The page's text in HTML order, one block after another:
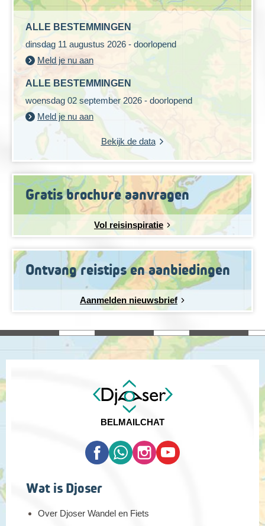
ALLE BESTEMMINGEN
dinsdag 11 augustus 2026 - doorlopend
Meld je nu aan
ALLE BESTEMMINGEN
woensdag 02 september 2026 - doorlopend
Meld je nu aan
Bekijk de data
Gratis brochure aanvragen
Vol reisinspiratie
Ontvang reistips en aanbiedingen
Aanmelden nieuwsbrief
BELMAILCHAT
Wat is Djoser
Over Djoser Wandel en Fiets